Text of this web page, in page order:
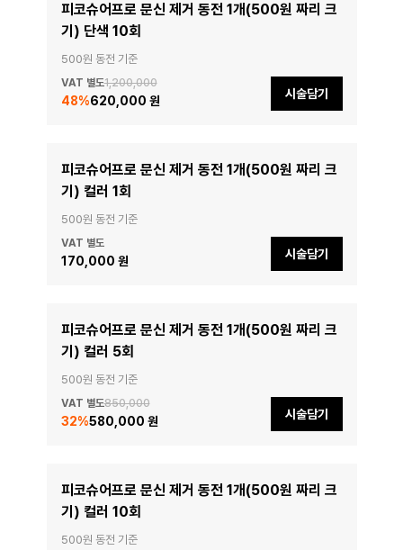
피코슈어프로 문신 제거 동전 1개(500원 짜리 크
기) 단색 10회
500원 동전 기준
VAT 별도1,200,000
48%620,000 원 시술담기
피코슈어프로 문신 제거 동전 1개(500원 짜리 크
기) 컬러 1회
500원 동전 기준
VAT 별도
170,000 원 시술담기
피코슈어프로 문신 제거 동전 1개(500원 짜리 크
기) 컬러 5회
500원 동전 기준
VAT 별도850,000
32%580,000 원 시술담기
피코슈어프로 문신 제거 동전 1개(500원 짜리 크
기) 컬러 10회
500원 동전 기준